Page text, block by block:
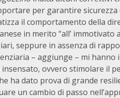
per garantire
il comportamento della
in merito “all’
seppure in assenza di
– aggiunge – mi
ovvero stimolare il
ha dato prova di grande
un cambio di passo